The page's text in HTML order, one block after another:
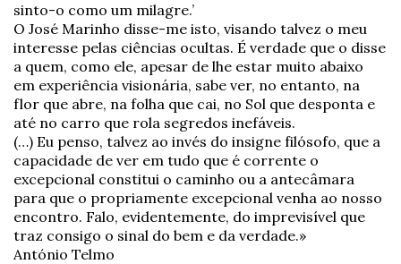
sinto-o como um milagre.’
O José Marinho disse-me isto, visando talvez o meu
interesse pelas ciências ocultas. É verdade que o disse
a quem, como ele, apesar de lhe estar muito abaixo
em experiência visionária, sabe ver, no entanto, na
flor que abre, na folha que cai, no Sol que desponta e
até no carro que rola segredos inefáveis.
(…) Eu penso, talvez ao invés do insigne filósofo, que a
capacidade de ver em tudo que é corrente o
excepcional constitui o caminho ou a antecâmara
para que o propriamente excepcional venha ao nosso
encontro. Falo, evidentemente, do imprevisível que
traz consigo o sinal do bem e da verdade.»
António Telmo